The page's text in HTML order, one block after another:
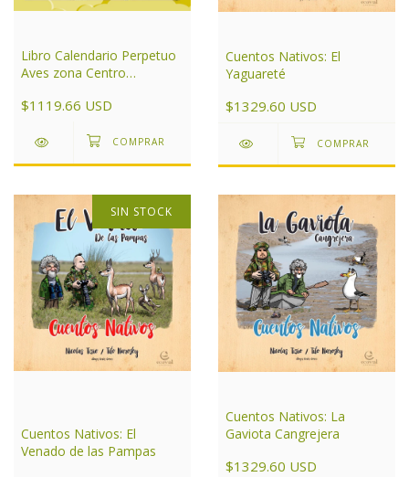
Libro Calendario Perpetuo
Aves zona Centro
$1119.66 USD
Cuentos Nativos: El
Yaguareté
$1329.60 USD
SIN STOCK
Cuentos Nativos: El
Venado de las Pampas
Cuentos Nativos: La
Gaviota Cangrejera
$1329.60 USD